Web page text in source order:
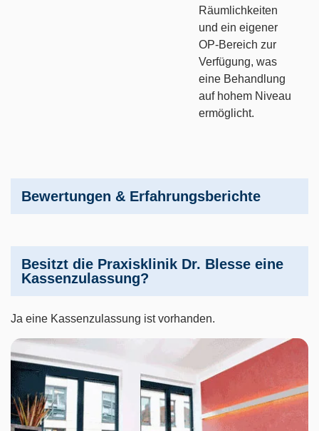
Räumlichkeiten
und ein eigener
OP-Bereich zur
Verfügung, was
eine Behandlung
auf hohem Niveau
ermöglicht.
Bewertungen & Erfahrungsberichte
Besitzt die Praxisklinik Dr. Blesse eine
Kassenzulassung?
Ja eine Kassenzulassung ist vorhanden.